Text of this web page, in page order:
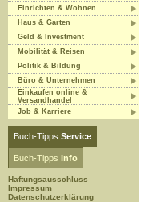
Einrichten & Wohnen
Haus & Garten
Geld & Investment
Mobilität & Reisen
Politik & Bildung
Büro & Unternehmen
Einkaufen online &
Versandhandel
Job & Karriere
Buch-Tipps Service
Buch-Tipps Info
Haftungsausschluss
Impressum
Datenschutzerklärung